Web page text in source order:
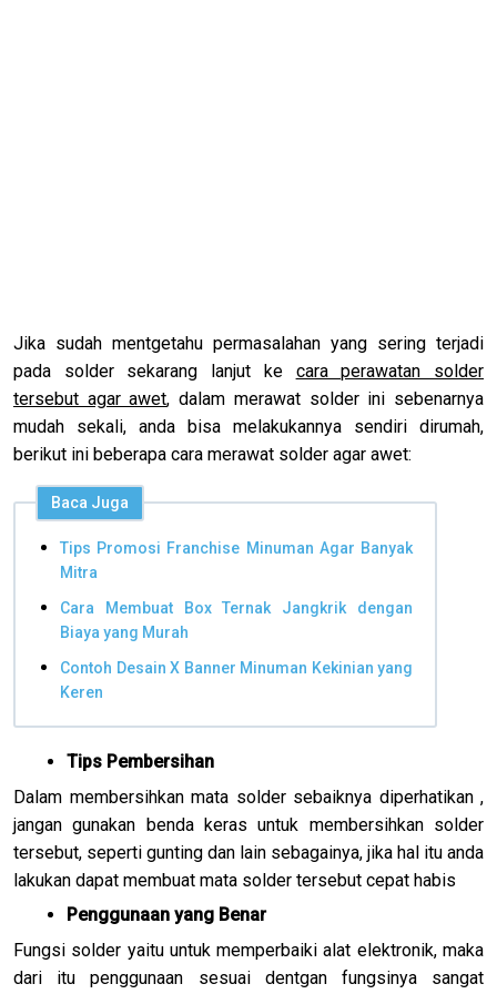
Jika sudah mentgetahu permasalahan yang sering terjadi
pada solder sekarang lanjut ke cara perawatan solder
tersebut agar awet, dalam merawat solder ini sebenarnya
mudah sekali, anda bisa melakukannya sendiri dirumah,
berikut ini beberapa cara merawat solder agar awet:
Baca Juga
Tips Promosi Franchise Minuman Agar Banyak
Mitra
Cara Membuat Box Ternak Jangkrik dengan
Biaya yang Murah
Contoh Desain X Banner Minuman Kekinian yang
Keren
Tips Pembersihan
Dalam membersihkan mata solder sebaiknya diperhatikan ,
jangan gunakan benda keras untuk membersihkan solder
tersebut, seperti gunting dan lain sebagainya, jika hal itu anda
lakukan dapat membuat mata solder tersebut cepat habis
Penggunaan yang Benar
Fungsi solder yaitu untuk memperbaiki alat elektronik, maka
dari itu penggunaan sesuai dentgan fungsinya sangat